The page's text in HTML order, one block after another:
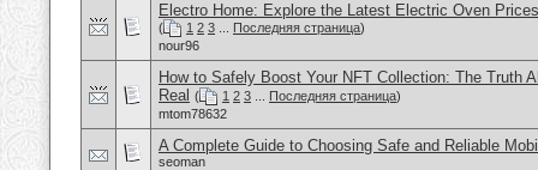
Electro Home: Explore the Latest Electric Oven Prices
( 1 2 3 Последняя страница)
nour96
How to Safely Boost Your NFT Collection: The Truth
Real ( 1 2 3 Последняя страница)
mtom78632
A Complete Guide to Choosing Safe and Reliable
seoman